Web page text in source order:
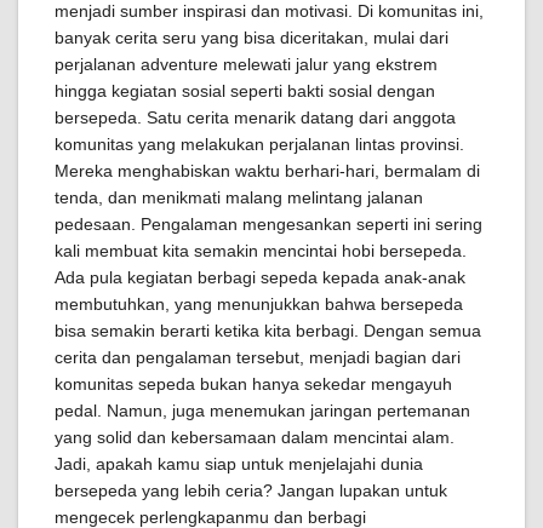
menjadi sumber inspirasi dan motivasi. Di komunitas ini,
banyak cerita seru yang bisa diceritakan, mulai dari
perjalanan adventure melewati jalur yang ekstrem
hingga kegiatan sosial seperti bakti sosial dengan
bersepeda. Satu cerita menarik datang dari anggota
komunitas yang melakukan perjalanan lintas provinsi.
Mereka menghabiskan waktu berhari-hari, bermalam di
tenda, dan menikmati malang melintang jalanan
pedesaan. Pengalaman mengesankan seperti ini sering
kali membuat kita semakin mencintai hobi bersepeda.
Ada pula kegiatan berbagi sepeda kepada anak-anak
membutuhkan, yang menunjukkan bahwa bersepeda
bisa semakin berarti ketika kita berbagi. Dengan semua
cerita dan pengalaman tersebut, menjadi bagian dari
komunitas sepeda bukan hanya sekedar mengayuh
pedal. Namun, juga menemukan jaringan pertemanan
yang solid dan kebersamaan dalam mencintai alam.
Jadi, apakah kamu siap untuk menjelajahi dunia
bersepeda yang lebih ceria? Jangan lupakan untuk
mengecek perlengkapanmu dan berbagi